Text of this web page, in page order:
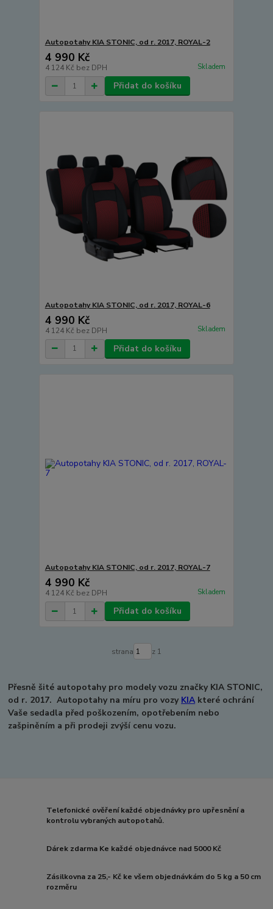
Autopotahy KIA STONIC, od r. 2017, ROYAL-2
4 990 Kč
4 124 Kč bez DPH Skladem
Přidat do košíku
Autopotahy KIA STONIC, od r. 2017, ROYAL-6
4 990 Kč
4 124 Kč bez DPH Skladem
Přidat do košíku
Autopotahy KIA STONIC, od r. 2017, ROYAL-7
4 990 Kč
4 124 Kč bez DPH Skladem
Přidat do košíku
strana z 1
Přesně šité autopotahy pro modely vozu značky KIA STONIC,
od r. 2017. Autopotahy na míru pro vozy KIA které ochrání
Vaše sedadla před poškozením, opotřebením nebo
zašpiněním a při prodeji zvýší cenu vozu.
Telefonické ověření každé objednávky pro upřesnění a
kontrolu vybraných autopotahů.
Dárek zdarma Ke každé objednávce nad 5000 Kč
Zásilkovna za 25,- Kč ke všem objednávkám do 5 kg a 50 cm
rozměru